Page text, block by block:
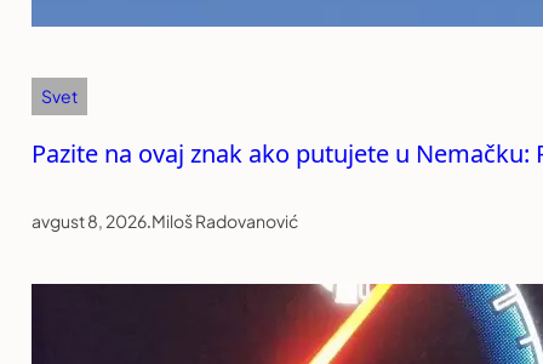
Svet
Pazite na ovaj znak ako putujete u
avgust 8, 2026.Miloš Radovanović